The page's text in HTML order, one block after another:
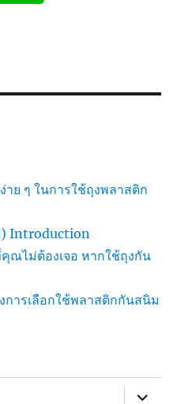
ย ๆ ในการใช้ถุงพลาสติก
Introduction
ณไม่ต้องเจอ หากใช้ถุงกัน
การเลือกใช้พลาสติกกันสนิม
expand